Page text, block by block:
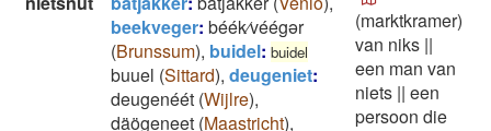
beekveger: béék⁄véégər
(Brunssum), buidel: buidel
buuel (Sittard), deugeniet:
deugenéét (Wijlre),
däögeneet (Maastricht),
(marktkramer)
van niks ||
een man van
niets || een
persoon die